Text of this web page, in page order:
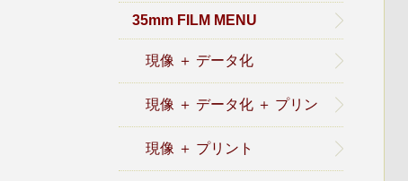
35mm FILM MENU
現像 ＋ データ化
現像 ＋ データ化 ＋ プリン
ト現像 ＋ プリント